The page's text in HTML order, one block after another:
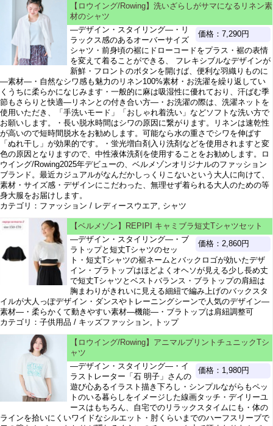
【ロウイング/Rowing】洗いざらしがサマになるリネン素
材のシャツ
価格：7,290円
―デザイン・スタイリング―・リ
ラックス感のあるオーバーサイズ
シャツ・前身頃の裾にドローコードをプラス・裾の表情
を変えて着ることができる、 フレキシブルなデザインが
新鮮・フロントのボタンを開けば、便利な羽織りものに
―素材―・自然なシワ感も魅力のリネン100%素材・お洗濯を繰り返してい
くうちに柔らかになじみます・一般的に麻は吸湿性に優れており、汗ばむ季
節もさらりと快適―リネンとの付き合い方―・お洗濯の際は、洗濯ネットを
使用いただき、「手洗いモード」「おしゃれ着洗い」などソフトな洗い方で
お願いします。・長い脱水時間はシワの原因に繋がります。リネンは速乾性
が高いので短時間脱水をお勧めします。可能なら水の重さでシワを伸ばす
「ぬれ干し」が効果的です。・蛍光増白剤入り洗剤などを使用されますと変
色の原因となりますので、中性液体洗剤を使用することをお勧めします。ロ
ウイング/Rowing2025年デビューの、ベルメゾンオリジナルのファッション
ブランド。最近カジュアルがなんだかしっくりこないという大人に向けて、
素材・サイズ感・デザインにこだわった、無理せず着られる大人のための等
身大服をお届けします。
カテゴリ：ファッション / レディースウエア, シャツ
【ベルメゾン】REPIPI キャミブラ短丈Tシャツセット
価格：2,860円
―デザイン・スタイリング―・ブ
ラトップと短丈Tシャツのセッ
ト・短丈Tシャツの裾ネームとバックロゴが効いたデザ
イン・ブラトップはほどよくオヘソが見える少し長め丈
で短丈Tシャツとベストバランス・ブラトップの肩紐は
胸まわりがきれいに見える細紐で編み上げのバックスタ
イルが大人っぽデザイン・ダンスやトレーニングシーンで人気のデザイン―
素材―・柔らかくて動きやすい素材―機能―・ブラトップは肩紐調整可
カテゴリ：子供用品 / キッズファッション, トップ
【ロウイング/Rowing】アニマルプリントチュニックTシ
ャツ
価格：1,980円
―デザイン・スタイリング―・イ
ラストレーター「石 明子」さんの
遊び心あるイラスト描き下ろし・シンプルながらもペッ
トのいる暮らしをイメージした線画タッチ・デイリーユ
ースはもちろん、自宅でのリラックスタイムにも・体の
ラインを拾いにくいワイドなシルエット・肘くらいまでのハーフスリーブで